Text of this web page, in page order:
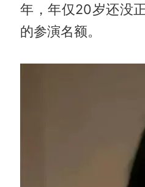
年，年仅20岁还没
的参演名额。